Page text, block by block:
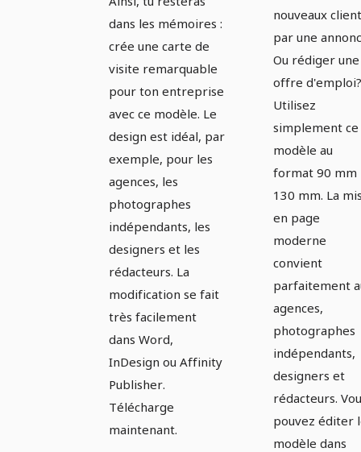
agences,
designers et
rédacteurs.
dans les mémoires :
crée une carte de
visite remarquable
pour ton entreprise
avec ce modèle. Le
design est idéal, par
exemple, pour les
agences, les
photographes
indépendants, les
designers et les
rédacteurs. La
modification se fait
très facilement
dans Word,
InDesign ou Affinity
Publisher.
Télécharge
maintenant.
agences,
designers
et
nouveaux
par une
Ou rédiger une
offre d'emploi?
Utilisez
simplement ce
modèle au
format 90 mm
130 mm. La
en page
moderne
convient
parfaitement
agences,
photographes
indépendants,
designers et
rédacteurs.
pouvez éditer
modèle dans